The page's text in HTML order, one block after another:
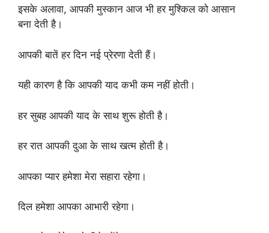
इसके अलावा, आपकी मुस्कान आज भी हर मुश्किल को आसान
बना देती है।
आपकी बातें हर दिन नई प्रेरणा देती हैं।
यही कारण है कि आपकी याद कभी कम नहीं होती।
हर सुबह आपकी याद के साथ शुरू होती है।
हर रात आपकी दुआ के साथ खत्म होती है।
आपका प्यार हमेशा मेरा सहारा रहेगा।
दिल हमेशा आपका आभारी रहेगा।